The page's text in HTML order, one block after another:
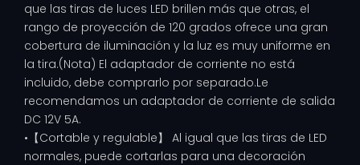
que las tiras de luces LED brillen más que otras, el
rango de proyección de 120 grados ofrece una gran
cobertura de iluminación y la luz es muy uniforme en
la tira.(Nota) El adaptador de corriente no está
incluido, debe comprarlo por separado.Le
recomendamos un adaptador de corriente de salida
DC 12V 5A.
•【Cortable y regulable】 Al igual que las tiras de LED
normales, puede cortarlas para una decoración